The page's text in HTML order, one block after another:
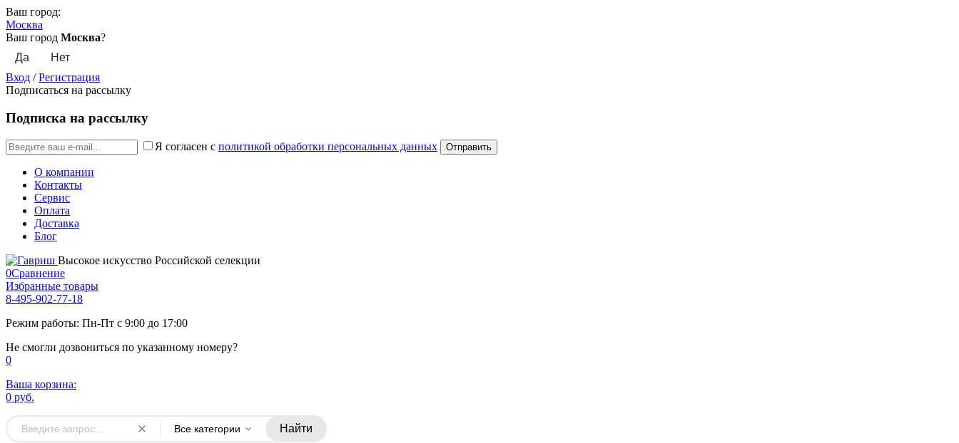
Ваш город:
Москва
Ваш город Москва?
Вход /Регистрация
Подписаться на рассылку
Подписка на рассылку
Я согласен с политикой обработки персональных данных
О компании
Контакты
Сервис
Оплата
Доставка
Блог
Высокое искусство Российской селекции
0Сравнение
Избранные товары
8-495-902-77-18
Режим работы: Пн-Пт с 9:00 до 17:00
Не смогли дозвониться по указанному номеру?
0
Ваша корзина:
0 руб.
Все категории Найти